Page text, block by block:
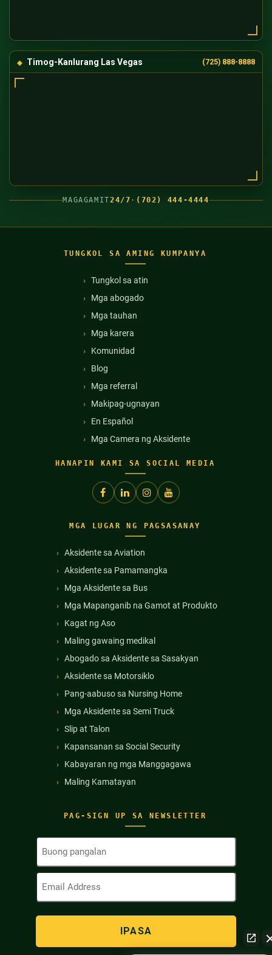
Timog-Kanlurang Las Vegas (725) 888-8888
MAGAGAMIT24/7 · (702) 444-4444
TUNGKOL SA AMING KUMPANYA
Tungkol sa atin
Mga abogado
Mga tauhan
Mga karera
Komunidad
Blog
Mga referral
Makipag-ugnayan
En Español
Mga Camera ng Aksidente
HANAPIN KAMI SA SOCIAL MEDIA
PAG-SIGN UP SA NEWSLETTER
Buong
(Kinakailangan)
Email
(Kinakailangan)
MGA LUGAR NG PAGSASANAY
Aksidente sa Aviation
Aksidente sa Pamamangka
Mga Aksidente sa Bus
Mga Mapanganib na Gamot at Produkto
Kagat ng Aso
Maling gawaing medikal
Abogado sa Aksidente sa Sasakyan
Aksidente sa Motorsiklo
Pang-aabuso sa Nursing Home
Mga Aksidente sa Semi Truck
Slip at Talon
Kapansanan sa Social Security
Kabayaran ng mga Manggagawa
Maling Kamatayan